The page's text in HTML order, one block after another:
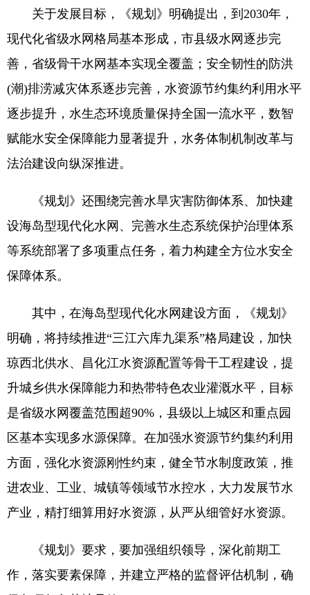
关于发展目标，《规划》明确提出，到2030年，
现代化省级水网格局基本形成，市县级水网逐步完
善，省级骨干水网基本实现全覆盖；安全韧性的防洪
(潮)排涝减灾体系逐步完善，水资源节约集约利用水平
逐步提升，水生态环境质量保持全国一流水平，数智
赋能水安全保障能力显著提升，水务体制机制改革与
法治建设向纵深推进。
《规划》还围绕完善水旱灾害防御体系、加快建
设海岛型现代化水网、完善水生态系统保护治理体系
等系统部署了多项重点任务，着力构建全方位水安全
保障体系。
其中，在海岛型现代化水网建设方面，《规划》
明确，将持续推进“三江六库九渠系”格局建设，加快
琼西北供水、昌化江水资源配置等骨干工程建设，提
升城乡供水保障能力和热带特色农业灌溉水平，目标
是省级水网覆盖范围超90%，县级以上城区和重点园
区基本实现多水源保障。在加强水资源节约集约利用
方面，强化水资源刚性约束，健全节水制度政策，推
进农业、工业、城镇等领域节水控水，大力发展节水
产业，精打细算用好水资源，从严从细管好水资源。
《规划》要求，要加强组织领导，深化前期工
作，落实要素保障，并建立严格的监督评估机制，确